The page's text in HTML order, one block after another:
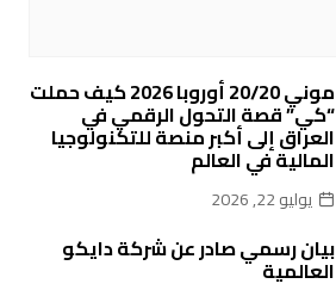
موني 20/20 أوروبا 2026 كيف حملت
“كي” قصة التحول الرقمي في
العراق إلى أكبر منصة للتكنولوجيا
المالية في العالم
يوليو 22, 2026
بيان رسمي صادر عن شركة دايكو
العالمية